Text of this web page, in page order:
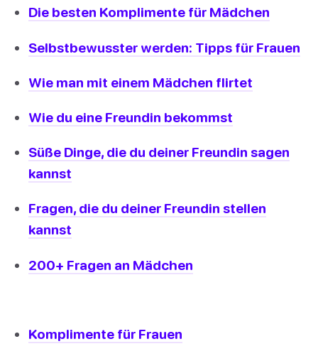
Die besten Komplimente für Mädchen
Selbstbewusster werden: Tipps für Frauen
Wie man mit einem Mädchen flirtet
Wie du eine Freundin bekommst
Süße Dinge, die du deiner Freundin sagen
kannst
Fragen, die du deiner Freundin stellen
kannst
200+ Fragen an Mädchen
Komplimente für Frauen